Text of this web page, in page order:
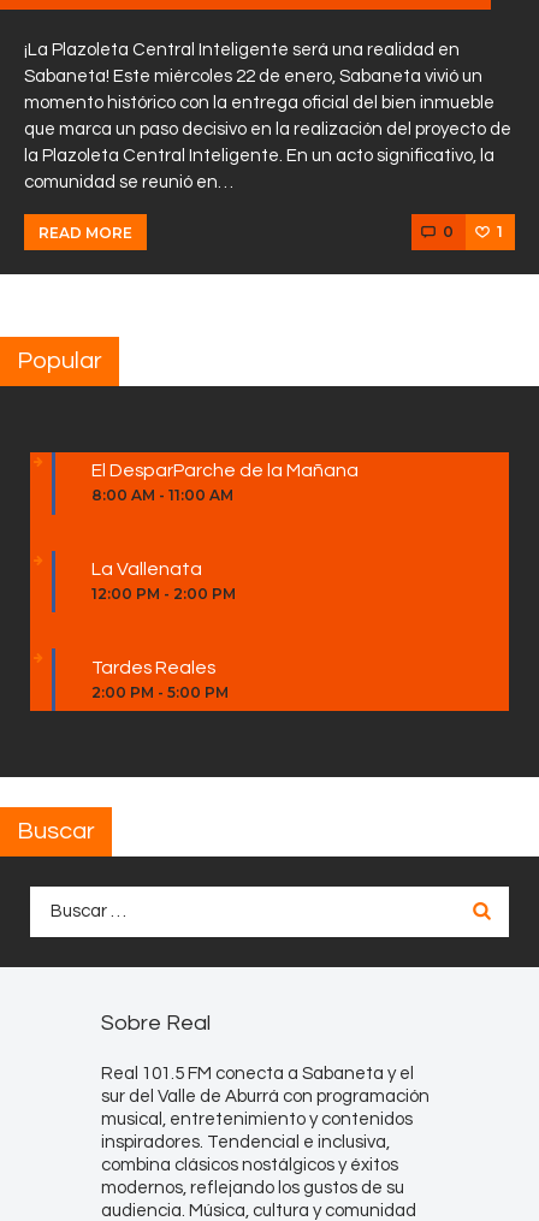
¡La Plazoleta Central Inteligente será una realidad en
Sabaneta! Este miércoles 22 de enero, Sabaneta vivió un
momento histórico con la entrega oficial del bien inmueble
que marca un paso decisivo en la realización del proyecto de
la Plazoleta Central Inteligente. En un acto significativo, la
comunidad se reunió en…
READ MORE 0 1
Popular
El DesparParche de la Mañana
8:00 AM - 11:00 AM
La Vallenata
12:00 PM - 2:00 PM
Tardes Reales
2:00 PM - 5:00 PM
Buscar
Sobre Real
Real 101.5 FM conecta a Sabaneta y el
sur del Valle de Aburrá con programación
musical, entretenimiento y contenidos
inspiradores. Tendencial e inclusiva,
combina clásicos nostálgicos y éxitos
modernos, reflejando los gustos de su
audiencia. Música, cultura y comunidad